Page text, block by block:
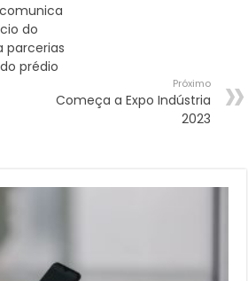
do
parcerias
prédio
Próximo
Começa a Expo Indústria
2023